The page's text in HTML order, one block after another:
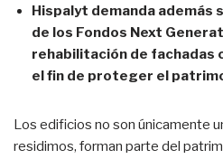
Hispalyt demanda además
de los Fondos Next
rehabilitación de fachadas
el fin de proteger el
Los edificios no son únicamente
residimos, forman parte del